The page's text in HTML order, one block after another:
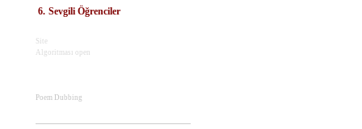
6. Sevgili Öğrenciler
Site
Algoritması open
Poem Dubbing